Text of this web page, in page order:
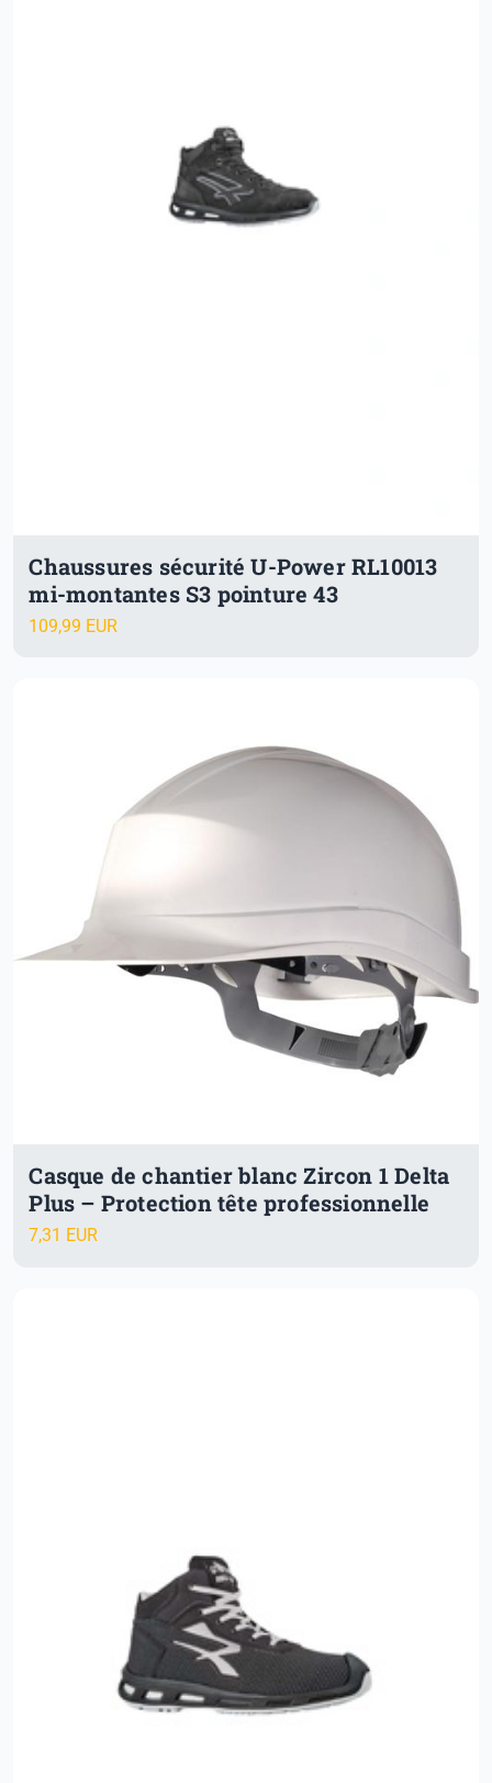
Chaussures sécurité U-Power RL10013
mi-montantes S3 pointure 43
109,99 EUR
Casque de chantier blanc Zircon 1 Delta
Plus – Protection tête professionnelle
7,31 EUR